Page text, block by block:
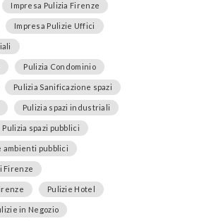
Impresa Pulizia Firenze
Impresa Pulizie Uffici
Pulizia Condominio
Pulizia Sanificazione spazi
Pulizia spazi industriali
Pulizia spazi pubblici
ambienti pubblici
Firenze
Pulizie Hotel
in Negozio